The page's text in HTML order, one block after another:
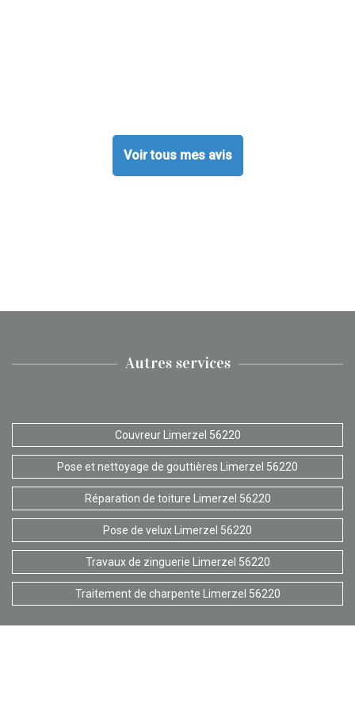
Voir tous mes avis
Autres services
Couvreur Limerzel 56220
Pose et nettoyage de gouttières Limerzel 56220
Réparation de toiture Limerzel 56220
Pose de velux Limerzel 56220
Travaux de zinguerie Limerzel 56220
Traitement de charpente Limerzel 56220